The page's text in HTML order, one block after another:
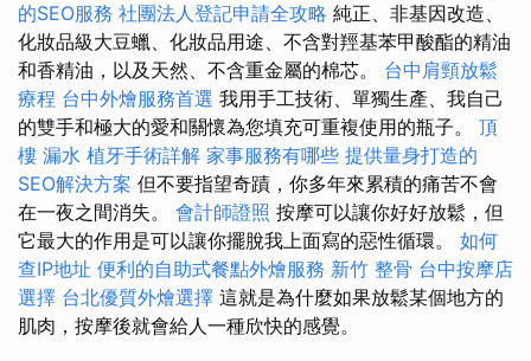
的SEO服務 社團法人登記申請全攻略 純正、非基因改造、
化妝品級大豆蠟、化妝品用途、不含對羥基苯甲酸酯的精油
和香精油，以及天然、不含重金屬的棉芯。 台中肩頸放鬆
療程 台中外燴服務首選 我用手工技術、單獨生產、我自己
的雙手和極大的愛和關懷為您填充可重複使用的瓶子。 頂
樓 漏水 植牙手術詳解 家事服務有哪些 提供量身打造的
SEO解決方案 但不要指望奇蹟，你多年來累積的痛苦不會
在一夜之間消失。 會計師證照 按摩可以讓你好好放鬆，但
它最大的作用是可以讓你擺脫我上面寫的惡性循環。 如何
查IP地址 便利的自助式餐點外燴服務 新竹 整骨 台中按摩店
選擇 台北優質外燴選擇 這就是為什麼如果放鬆某個地方的
肌肉，按摩後就會給人一種欣快的感覺。